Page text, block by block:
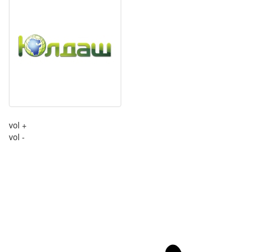
vol +
vol -